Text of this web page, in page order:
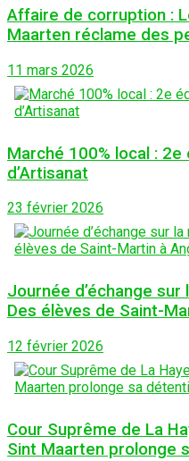
Affaire de corruption :
Maarten réclame des
11 mars 2026
Marché 100% local :
d’Artisanat
23 février 2026
Journée d’échange
Des élèves de Saint-
12 février 2026
Cour Suprême de La
Sint Maarten prolonge